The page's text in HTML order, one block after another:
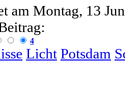
am Montag, 13
4
Licht Potsdam